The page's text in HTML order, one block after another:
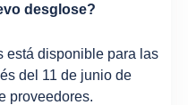
desglose?
está disponible para las
del 11 de junio de
proveedores.